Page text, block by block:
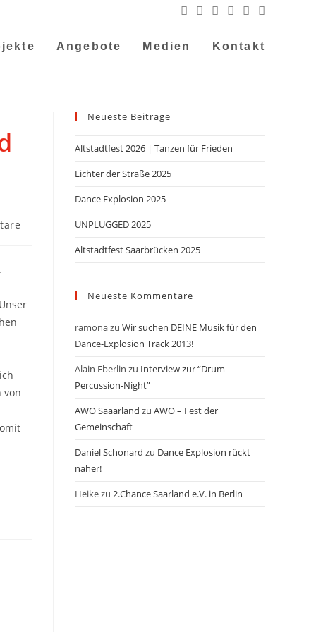
Angebote Medien Kontakt
von
Neueste Beiträge
Altstadtfest 2026 | Tanzen für Frieden
Lichter der Straße 2025
Dance Explosion 2025
UNPLUGGED 2025
Altstadtfest Saarbrücken 2025
Neueste Kommentare
ramonazu Wir suchen DEINE Musik für den
Dance-Explosion Track 2013!
Alain Eberlin zu Interview zur “Drum-
Percussion-Night”
AWO Saaarland zu AWO – Fest der
Gemeinschaft
Daniel Schonard zu Dance Explosion rückt
näher!
Heikezu 2.Chance Saarland e.V. in Berlin